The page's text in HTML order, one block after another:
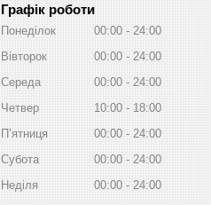
Графік роботи
Понеділок 00:00
24:00
Вівторок
00:00
24:00
Середа
00:00
24:00
Четвер
10:00
18:00
Пʼятниця
00:00
24:00
Субота
00:00
24:00
Неділя
00:00 24:00